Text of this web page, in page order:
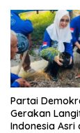
Partai
Gerakan
Indonesia Asri